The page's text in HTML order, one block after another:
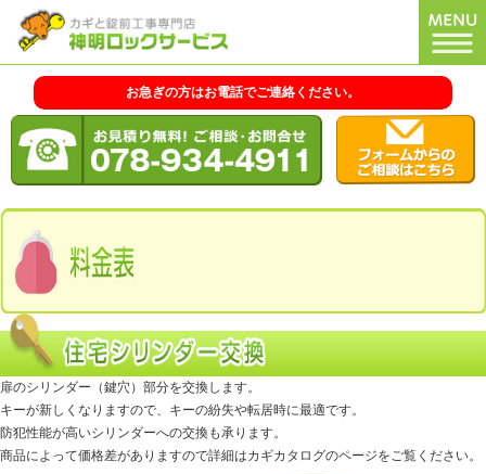
お急ぎの方はお電話でご連絡ください。
扉のシリンダー（鍵穴）部分を交換します。
キーが新しくなりますので、キーの紛失や転居時に最適です。
防犯性能が高いシリンダーへの交換も承ります。
商品によって価格差がありますので詳細はカギカタログのページをご覧ください。